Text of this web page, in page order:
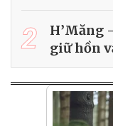
2
H’Măng
giữ hồn